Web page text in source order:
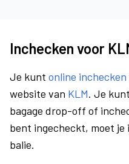
Inchecken voor
Je kunt online inchecken
website van KLM. Je
bagage drop-off of
bent ingecheckt, moet
balie.